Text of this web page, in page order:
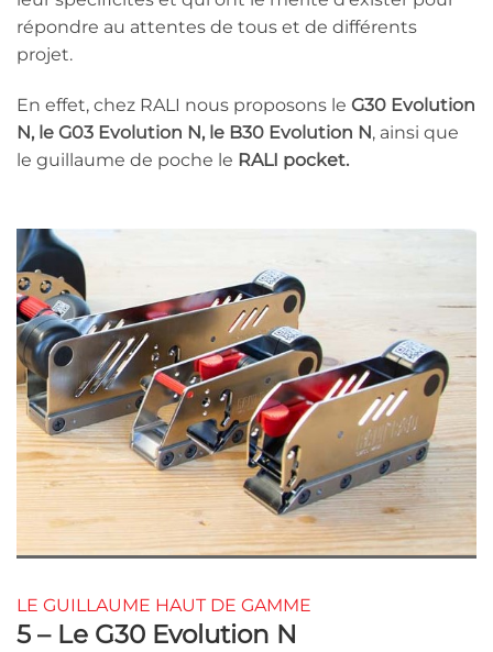
répondre au attentes de tous et de différents
projet.
En effet, chez RALI nous proposons le G30 Evolution
N, le G03 Evolution N, le B30 Evolution N, ainsi que
le guillaume de poche le RALI pocket.
LE GUILLAUME HAUT DE GAMME
5 – Le G30 Evolution N